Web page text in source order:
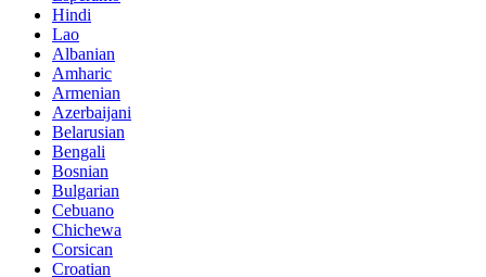
Hindi
Lao
Albanian
Amharic
Armenian
Azerbaijani
Belarusian
Bengali
Bosnian
Bulgarian
Cebuano
Chichewa
Corsican
Croatian